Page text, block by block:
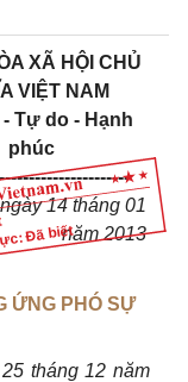
Đã biết
XÃ HỘI CHỦ
VIỆT NAM
Tự do - Hạnh
phúc
14 tháng 01
năm 2013
ỨNG PHÓ SỰ
tháng 12 năm